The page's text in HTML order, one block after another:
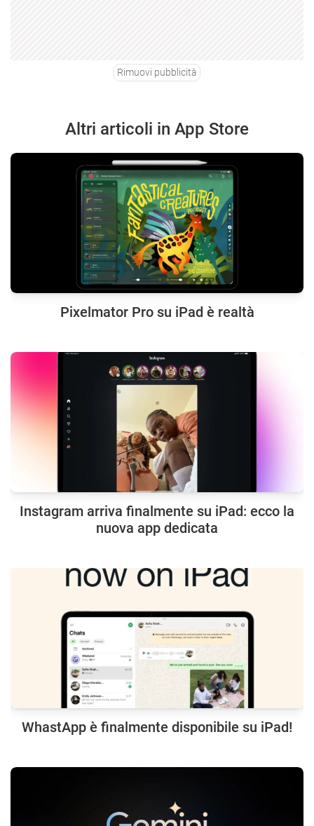
Rimuovi pubblicità
Altri articoli in App Store
Pixelmator Pro su iPad è realtà
Instagram arriva finalmente su iPad: ecco la
nuova app dedicata
WhastApp è finalmente disponibile su iPad!